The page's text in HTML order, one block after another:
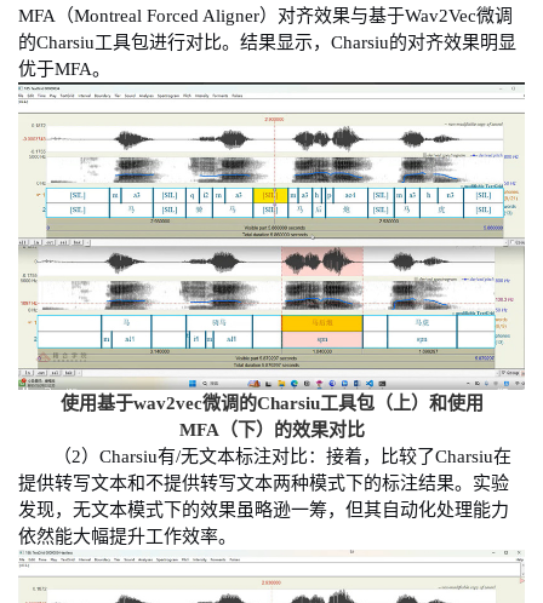
MFA （Montreal Forced Aligner）对齐效果与基于Wav2Vec微调
的Charsiu工具包进行对比。结果显示， Charsiu的对齐效果明显
优于MFA。
使用基于wav2vec微调的Charsiu工具包（上）和使用
MFA （下）的效果对比
（2） Charsiu有/无文本标注对比：接着，比较了Charsiu在
提供转写文本和不提供转写文本两种模式下的标注结果。实验
发现，无文本模式下的效果虽略逊一筹，但其自动化处理能力
依然能大幅提升工作效率。